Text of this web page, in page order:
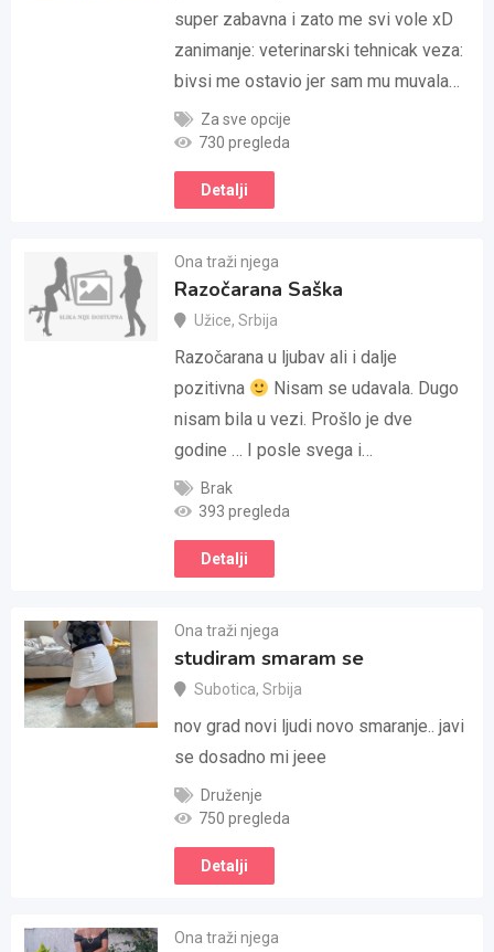
super zabavna i zato me svi vole xD
zanimanje: veterinarski tehnicak veza:
bivsi me ostavio jer sam mu muvala…
Za sve opcije
730 pregleda
Detalji
Ona traži njega
Razočarana Saška
Užice, Srbija
Razočarana u ljubav ali i dalje
pozitivna
Nisam se udavala. Dugo
nisam bila u vezi. Prošlo je dve
godine … I posle svega i…
Brak
393 pregleda
Detalji
Ona traži njega
studiram smaram se
Subotica, Srbija
nov grad novi ljudi novo smaranje.. javi
se dosadno mi jeee
Druženje
750 pregleda
Detalji
Ona traži njega